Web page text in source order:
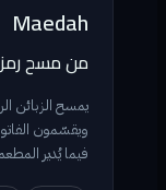
Maedah
من مسح رمز QR إلى دفع الفاتورة.
يمسح الزبائن
ويقسّمون
فيما يُدير